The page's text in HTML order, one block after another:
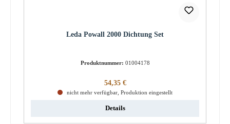
Leda Powall 2000 Dichtung Set
Produktnummer: 01004178
Regulärer Preis:
54,35 €
nicht mehr verfügbar, Produktion eingestellt
Details